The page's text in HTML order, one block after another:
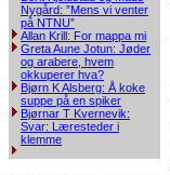
Nygård: ”Mens vi venter
på NTNU”
Allan Krill: For mappa mi
Greta Aune Jotun: Jøder
og arabere, hvem
okkuperer hva?
Bjørn K Alsberg: Å koke
suppe på en spiker
Bjørnar T Kvernevik:
Svar: Læresteder i
klemme